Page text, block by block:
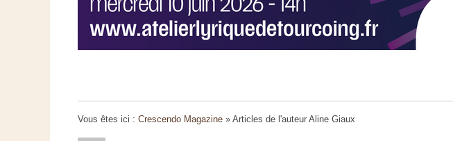
Vous êtes ici : Crescendo Magazine » Articles de l'auteur Aline Giaux